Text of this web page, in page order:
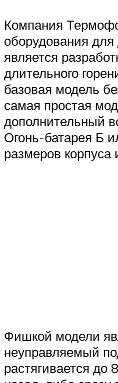
Компания
оборудования
является
длительного
базовая модель
самая простая
дополнительный
Огонь-батарея Б
размеров корпуса
Фишкой модели
неуправляемый
растягивается